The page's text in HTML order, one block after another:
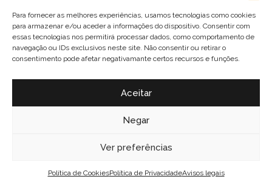
Para fornecer as melhores experiências, usamos tecnologias como cookies
para armazenar e/ou aceder a informações do dispositivo. Consentir com
essas tecnologias nos permitirá processar dados, como comportamento de
navegação ou IDs exclusivos neste site. Não consentir ou retirar o
consentimento pode afetar negativamante certos recursos e funções.
Aceitar
Negar
Ver preferências
Política de CookiesPolítica de PrivacidadeAvisos legais
PORTUGAL
nacional)
+351 274 094
(Chamada para a
rede fixa nacional)
geral@dibare.com
Livro de reclamações
Política de Cookies (UE)
2025, Dibare, Wedding Dresses